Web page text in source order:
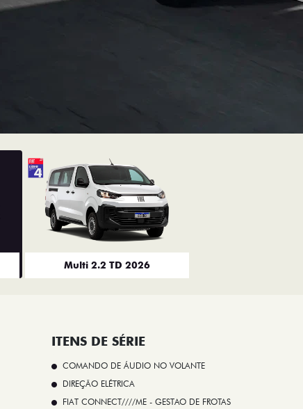
Multi 2.2 TD 2026
ITENS DE SÉRIE
COMANDO DE ÁUDIO NO VOLANTE
DIREÇÃO ELÉTRICA
FIAT CONNECT////ME - GESTAO DE FROTAS